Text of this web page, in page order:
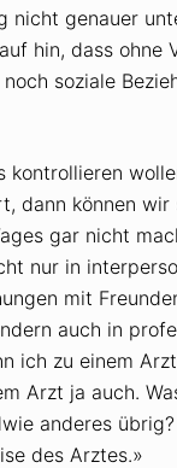
nicht genauer
hin, dass ohne
soziale
kontrollieren
dann können wir
gar nicht
nur in
mit
auch in
ich zu einem
Arzt ja auch.
anderes
des Arztes.»